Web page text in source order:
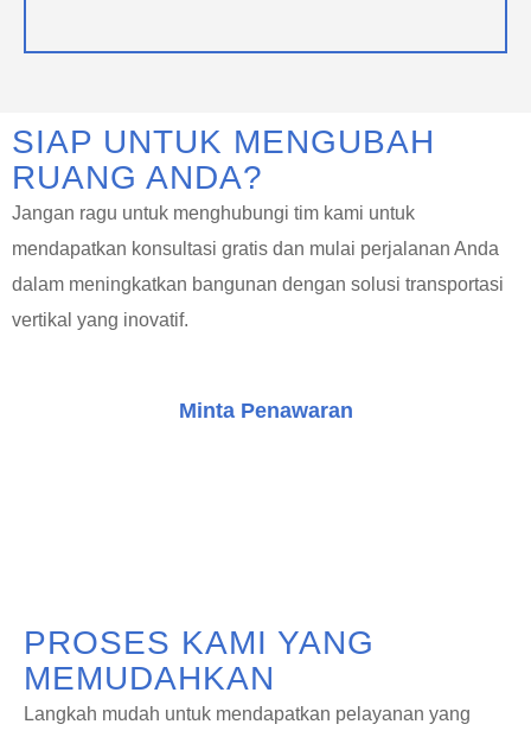
SIAP UNTUK MENGUBAH
RUANG ANDA?​
Jangan ragu untuk menghubungi tim kami untuk
mendapatkan konsultasi gratis dan mulai perjalanan Anda
dalam meningkatkan bangunan dengan solusi transportasi
vertikal yang inovatif.
Minta Penawaran
PROSES KAMI YANG
MEMUDAHKAN
Langkah mudah untuk mendapatkan pelayanan yang